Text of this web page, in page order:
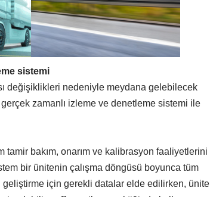
sistemi
değişiklikleri nedeniyle meydana gelebilecek
zamanlı izleme ve denetleme sistemi ile
bakım, onarım ve kalibrasyon faaliyetlerini
bir ünitenin çalışma döngüsü boyunca tüm
için gerekli datalar elde edilirken, ünite